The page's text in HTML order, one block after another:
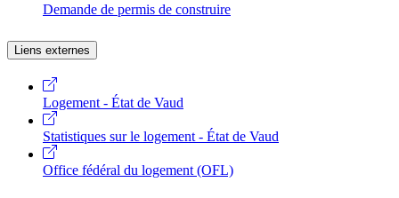
Demande de permis de construire
Liens externes
Logement - État de Vaud
Statistiques sur le logement - État de Vaud
Office fédéral du logement (OFL)